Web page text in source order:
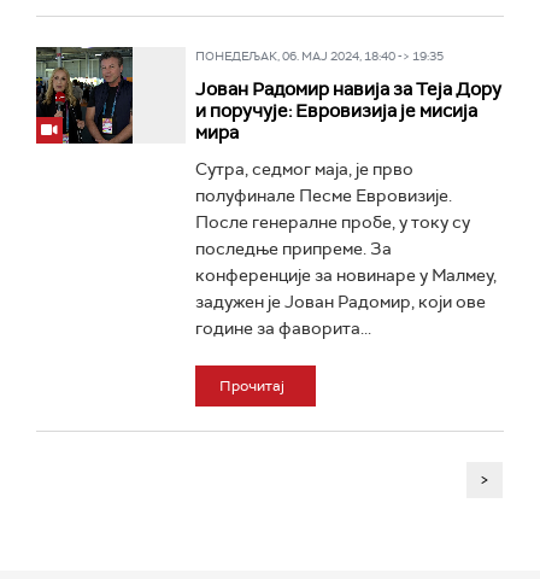
ПОНЕДЕЉАК, 06. МАЈ 2024, 18:40 -> 19:35
Јован Радомир навија за Теја Дору
и поручује: Евровизија је мисија
мира
Сутра, седмог маја, је прво
полуфинале Песме Евровизије.
После генералне пробе, у току су
последње припреме. За
конференције за новинаре у Малмеу,
задужен је Јован Радомир, који ове
године за фаворита...
Прочитај
>